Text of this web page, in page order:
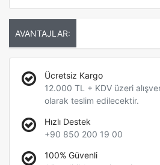
AVANTAJLAR:
Ücretsiz Kargo
12.000 TL + KDV üzeri
olarak teslim edilecektir.
Hızlı Destek
+90 850 200 19 00
100% Güvenli